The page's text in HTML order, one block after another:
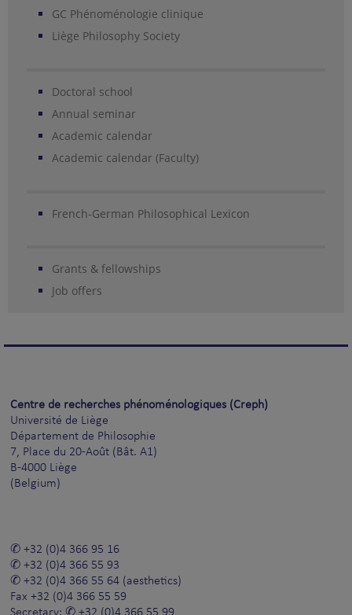
GC Phénoménologie clinique
Liège Philosophy Society
Doctoral school
Annual seminar
Academic calendar
Academic calendar (Faculty)
French-German Philosophical Lexicon
Grants & fellowships
Job offers
Centre de recherches phénoménologiques (Creph)
Université de Liège
Département de Philosophie
7, Place du 20-Août (Bât. A1)
B-4000 Liège
(Belgium)
+32 (0)4 366 95 16
+32 (0)4 366 55 93
+32 (0)4 366 55 64 (aesthetics)
Fax +32 (0)4 366 55 59